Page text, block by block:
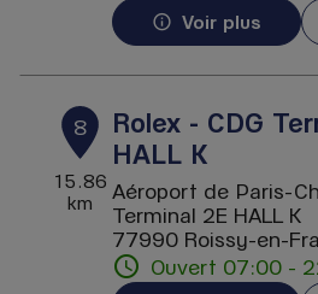
Voir plus
8
15.86
km
Rolex - CDG
HALL K
Aéroport de Paris-
Terminal 2E HALL K
77990 Roissy-en-
Ouvert 07:00 -